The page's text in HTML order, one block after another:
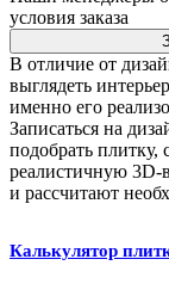
условия заказа
В отличие от
выглядеть
именно его
Записаться на
подобрать плитку,
реалистичную 3D-
и рассчитают
Калькулятор